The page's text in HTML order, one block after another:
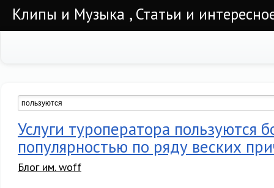
Клипы и Музыка , Статьи и
Услуги туроператора пользуются
популярностью по ряду веских
Блог им. woff